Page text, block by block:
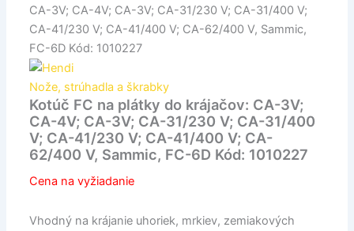
CA-3V; CA-4V; CA-3V; CA-31/230 V; CA-31/400 V;
CA-41/230 V; CA-41/400 V; CA-62/400 V, Sammic,
FC-6D Kód: 1010227
Nože, strúhadla a škrabky
Kotúč FC na plátky do krájačov: CA-3V;
CA-4V; CA-3V; CA-31/230 V; CA-31/400
V; CA-41/230 V; CA-41/400 V; CA-
62/400 V, Sammic, FC-6D Kód: 1010227
Cena na vyžiadanie
Vhodný na krájanie uhoriek, mrkiev, zemiakových
CA-
41/230
V;
CA-
41/400
V;
CA-
62/400
V,
Sammic,
FC-
1010227